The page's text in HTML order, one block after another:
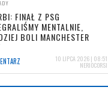
FINAŁ Z PSG
MENTALNIE,
BOLI MANCHESTER
10 LIPCA 2026 | 08:51
NERIOCORSI